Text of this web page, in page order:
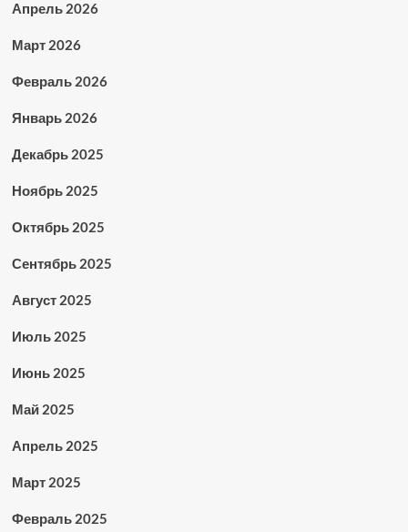
Апрель 2026
Март 2026
Февраль 2026
Январь 2026
Декабрь 2025
Ноябрь 2025
Октябрь 2025
Сентябрь 2025
Август 2025
Июль 2025
Июнь 2025
Май 2025
Апрель 2025
Март 2025
Февраль 2025